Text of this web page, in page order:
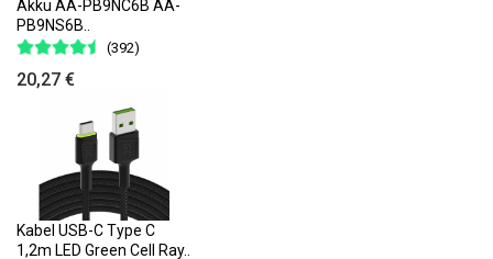
Akku AA-PB9NC6B AA-
PB9NS6B..
(392)
20,27 €
Kabel USB-C Type C
1,2m LED Green Cell Ray..